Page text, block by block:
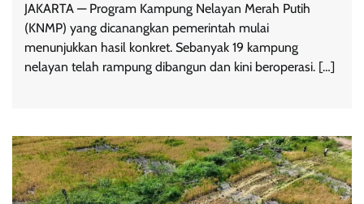
JAKARTA — Program Kampung Nelayan Merah Putih
(KNMP) yang dicanangkan pemerintah mulai
menunjukkan hasil konkret. Sebanyak 19 kampung
nelayan telah rampung dibangun dan kini beroperasi. […]